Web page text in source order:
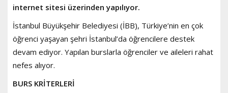
internet sitesi üzerinden yapılıyor.
İstanbul Büyükşehir Belediyesi (İBB), Türkiye’nin en çok
öğrenci yaşayan şehri İstanbul’da öğrencilere destek
devam ediyor. Yapılan burslarla öğrenciler ve aileleri rahat
nefes alıyor.
BURS KRİTERLERİ